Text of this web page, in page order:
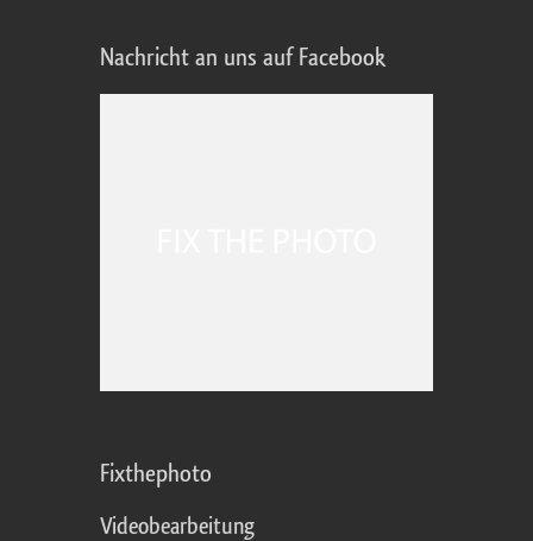
Nachricht an uns auf Facebook
Fixthephoto
Videobearbeitung